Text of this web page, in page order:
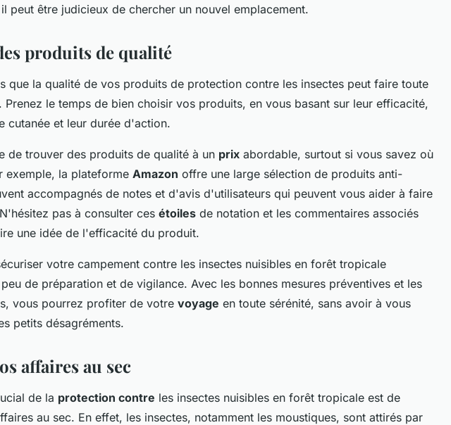
peut être judicieux de chercher un nouvel emplacement.
produits de qualité
que la qualité de vos produits de protection contre les insectes peut faire toute
Prenez le temps de bien choisir vos produits, en vous basant sur leur efficacité,
cutanée et leur durée d'action.
de trouver des produits de qualité à un prix abordable, surtout si vous savez où
exemple, la plateforme Amazon offre une large sélection de produits anti-
accompagnés de notes et d'avis d'utilisateurs qui peuvent vous aider à faire
pas à consulter ces étoiles de notation et les commentaires associés
une idée de l'efficacité du produit.
votre campement contre les insectes nuisibles en forêt tropicale
de préparation et de vigilance. Avec les bonnes mesures préventives et les
vous pourrez profiter de votre voyage en toute sérénité, sans avoir à vous
petits désagréments.
affaires au sec
de la protection contre les insectes nuisibles en forêt tropicale est de
au sec. En effet, les insectes, notamment les moustiques, sont attirés par